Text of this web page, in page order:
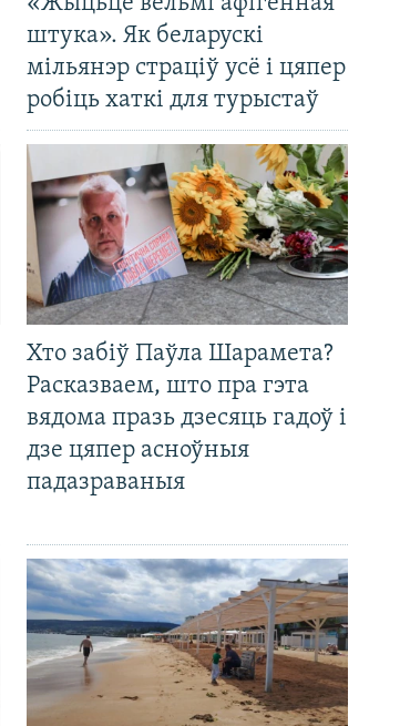
штука». Як беларускі
мільянэр страціў усё і цяпер
робіць хаткі для турыстаў
Хто забіў Паўла Шарамета?
Расказваем, што пра гэта
вядома празь дзесяць гадоў і
дзе цяпер асноўныя
падазраваныя